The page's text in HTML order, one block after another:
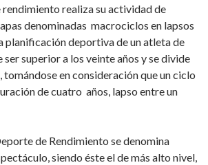
rendimiento realiza su actividad de
denominadas macrociclos en lapsos
planificación deportiva de un atleta de
superior a los veinte años y se divide
en consideración que un ciclo
de cuatro años, lapso entre un
de Rendimiento se denomina
siendo éste el de más alto nivel,